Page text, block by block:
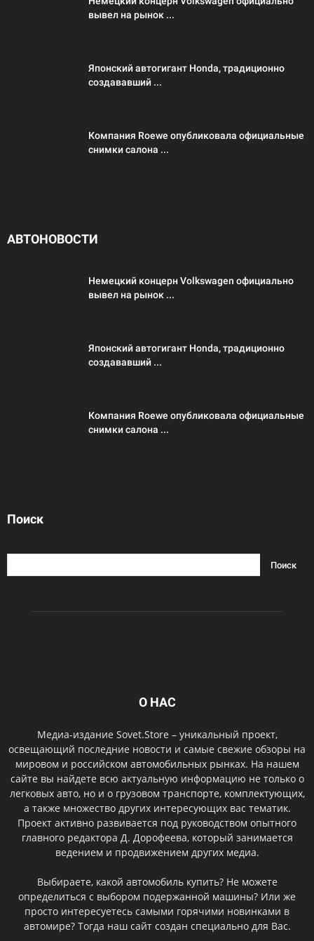
вывел на рынок ...
Японский автогигант Honda, традиционно
создававший ...
Компания Roewe опубликовала официальные
снимки салона ...
АВТОНОВОСТИ
Немецкий концерн Volkswagen официально
вывел на рынок ...
Японский автогигант Honda, традиционно
создававший ...
Компания Roewe опубликовала официальные
снимки салона ...
Поиск
О НАС
Медиа-издание Sovet.Store – уникальный проект,
освещающий последние новости и самые свежие обзоры на
мировом и российском автомобильных рынках. На нашем
сайте вы найдете всю актуальную информацию не только о
легковых авто, но и о грузовом транспорте, комплектующих,
а также множество других интересующих вас тематик.
Проект активно развивается под руководством опытного
главного редактора Д. Дорофеева, который занимается
ведением и продвижением других медиа.
Выбираете, какой автомобиль купить? Не можете
определиться с выбором подержанной машины? Или же
просто интересуетесь самыми горячими новинками в
автомире? Тогда наш сайт создан специально для Вас.